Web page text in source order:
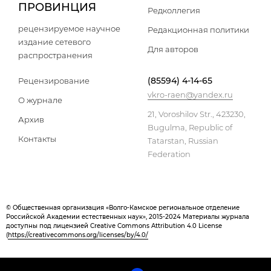
ПРОВИНЦИЯ
рецензируемое научное
издание сетевого
распространения
Редколлегия
Редакционная политики
Для авторов
Рецензирование
О журнале
Архив
Контакты
(85594) 4-14-65
vkro-raen@yandex.ru
21, Voroshilov Str., 423230,
Bugulma, Republic of
Tatarstan, Russian
Federation
© Общественная организация «Волго-Камское региональное отделение
Российской Академии естественных наук», 2015-2024 Материалы журнала
доступны под лицензией Creative Commons Attribution 4.0 License
(https://creativecommons.org/licenses/by/4.0/